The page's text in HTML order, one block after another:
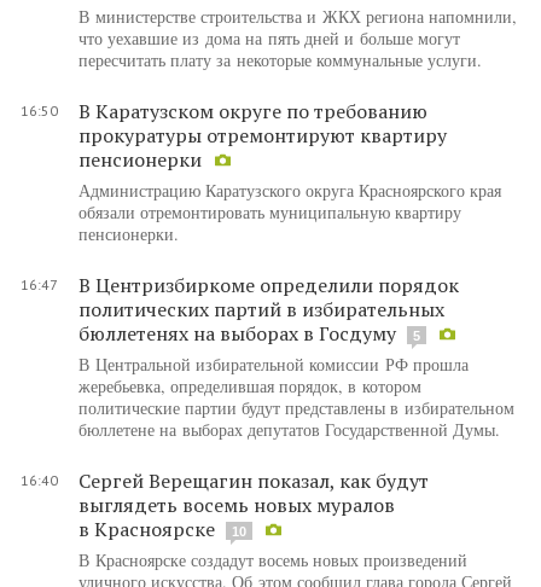
В министерстве строительства и ЖКХ региона напомнили,
что уехавшие из дома на пять дней и больше могут
пересчитать плату за некоторые коммунальные услуги.
16:50
В Каратузском округе по требованию
прокуратуры отремонтируют квартиру
пенсионерки
Администрацию Каратузского округа Красноярского края
обязали отремонтировать муниципальную квартиру
пенсионерки.
16:47
В Центризбиркоме определили порядок
политических партий в избирательных
бюллетенях на выборах в Госдуму
5
В Центральной избирательной комиссии РФ прошла
жеребьевка, определившая порядок, в котором
политические партии будут представлены в избирательном
бюллетене на выборах депутатов Государственной Думы.
16:40
Сергей Верещагин показал, как будут
выглядеть восемь новых муралов
в Красноярске
10
В Красноярске создадут восемь новых произведений
уличного искусства. Об этом сообщил глава города Сергей